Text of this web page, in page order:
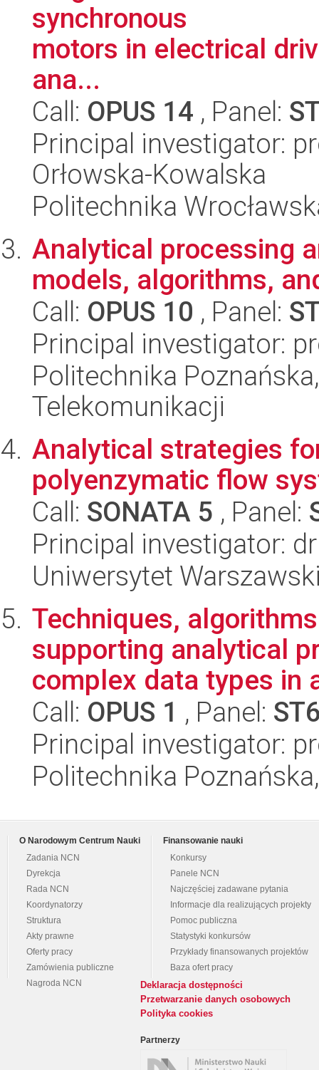
synchronous
motors in electrical
ana...
Call: OPUS 14 , Panel:
Principal investigator:
Orłowska-Kowalska
Politechnika
Analytical processing
models, algorithms,
Call: OPUS 10 , Panel:
Principal investigator:
Politechnika
Telekomunikacji
Analytical strategies
polyenzymatic flow
Call: SONATA 5 , Panel:
Principal investigator:
Uniwersytet
Techniques,
supporting analytical
complex data types in
Call: OPUS 1 , Panel:
Principal investigator:
Politechnika
O Narodowym Centrum Nauki
Zadania NCN
Dyrekcja
Rada NCN
Koordynatorzy
Struktura
Akty prawne
Oferty pracy
Zamówienia publiczne
Nagroda NCN
Finansowanie nauki
Konkursy
Panele NCN
Najczęściej zadawane pytania
Informacje dla realizujących projekty
Pomoc publiczna
Statystyki konkursów
Przykłady finansowanych projektów
Baza ofert pracy
Deklaracja dostępności
Przetwarzanie danych osobowych
Polityka cookies
Partnerzy